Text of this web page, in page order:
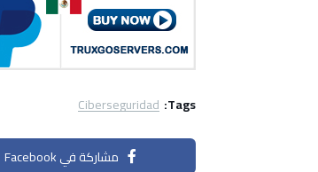
Tags:
Ciberseguridad
مشاركة في Facebook